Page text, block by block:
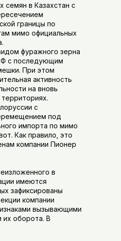
семян в Казахстан с
границы по
мимо официальных
фуражного зерна
с последующим
При этом
активность
на вновь
с
под
импорта по мимо
Как правило, это
компании Пионер
в
имеются
зафиксированы
компании
вызывающими
их оборота. В